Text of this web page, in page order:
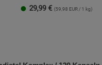
29,99 € (59,98 EUR / 1 kg)